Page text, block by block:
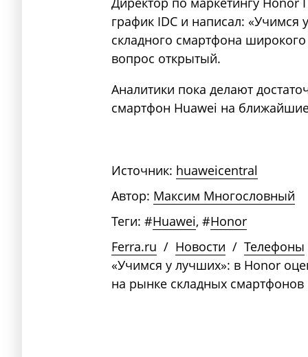
график IDC и написал:
складного смартфона
вопрос открытый.
Аналитики пока делают
смартфон Huawei на
Источник: huaweicentral
Автор: Максим Многословный
Теги: #Huawei, #Honor
Ferra.ru / Новости / Телефоны
«Учимся у лучших»: в Honor
на рынке складных смартфонов